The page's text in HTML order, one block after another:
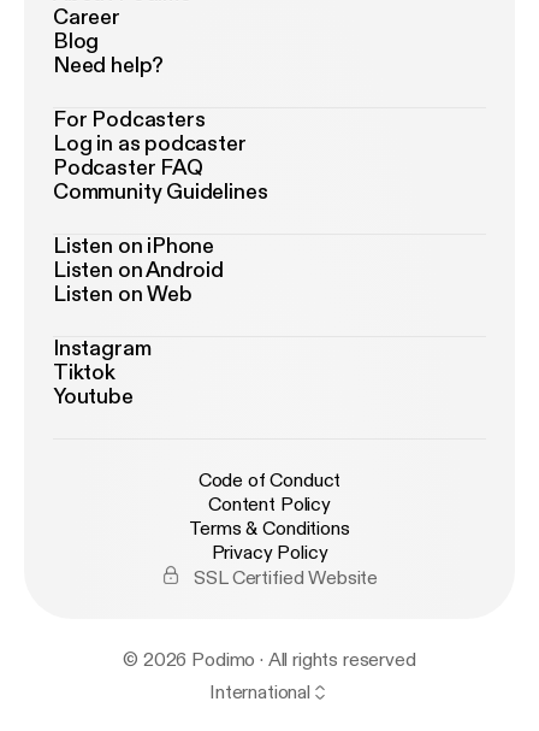
Career
Blog
Need help?
For Podcasters
Log in as podcaster
Podcaster FAQ
Community Guidelines
Listen on iPhone
Listen on Android
Listen on Web
Instagram
Tiktok
Youtube
Code of Conduct
Content Policy
Terms & Conditions
Privacy Policy
SSL Certified Website
© 2026 Podimo · All rights reserved
International